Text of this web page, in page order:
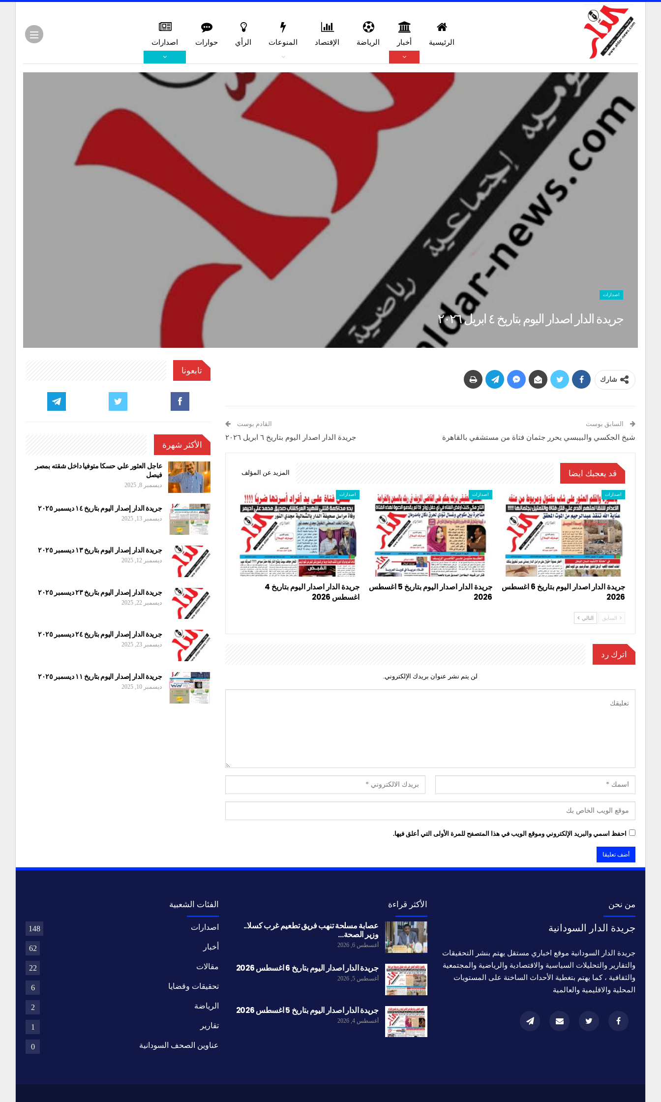
الرئيسية أخبار الرياضة الإقتصاد المنوعات الرأي حوارات اصدارات
اصدارات
جريدة الدار اصدار اليوم بتاريخ ٤ ابريل ٢٠٢٦
شارك
السابق بوست
شيخ الجكسي والبيبسي يحرر جثمان فتاة من مستشفي بالقاهرة
القادم بوست
جريدة الدار اصدار اليوم بتاريخ ٦ ابريل ٢٠٢٦
قد يعجبك ايضا المزيد عن المؤلف
اصدارات
جريدة الدار اصدار اليوم بتاريخ 6 اغسطس
2026
اصدارات
جريدة الدار اصدار اليوم بتاريخ 5 اغسطس
2026
اصدارات
جريدة الدار اصدار اليوم بتاريخ 4
اغسطس 2026
السابق التالي
اترك رد
لن يتم نشر عنوان بريدك الإلكتروني.
احفظ اسمي والبريد الإلكتروني وموقع الويب في هذا المتصفح للمرة الأولى التي أعلق فيها.
تابعونا
الأكثر شهرة
عاجل العثور علي حسكا متوفيا داخل شقته بمصر
فيصل
ديسمبر 8, 2025
جريدة الدار إصدار اليوم بتاريخ ١٤ ديسمبر ٢٠٢٥
ديسمبر 13, 2025
جريدة الدار إصدار اليوم بتاريخ ١٣ ديسمبر ٢٠٢٥
ديسمبر 12, 2025
جريدة الدار إصدار اليوم بتاريخ ٢٣ ديسمبر ٢٠٢٥
ديسمبر 22, 2025
جريدة الدار إصدار اليوم بتاريخ ٢٤ ديسمبر ٢٠٢٥
ديسمبر 23, 2025
جريدة الدار إصدار اليوم بتاريخ ١١ ديسمبر ٢٠٢٥
ديسمبر 10, 2025
من نحن
جريدة الدار السودانية
جريدة الدار السودانية موقع اخباري مستقل يهتم بنشر التحقيقات
والتقارير والتحليلات السياسية والاقتصادية والرياضية والمجتمعية
والثقافية ، كما يهتم بتغطية الأحداث الساخنة على المستويات
المحلية والاقليمية والعالمية
الأكثر قراءة
عصابة مسلحة تنهب فريق تطعيم غرب كسلا..
وزير الصحة…
أغسطس 6, 2026
جريدة الدار اصدار اليوم بتاريخ 6 اغسطس 2026
أغسطس 5, 2026
جريدة الدار اصدار اليوم بتاريخ 5 اغسطس 2026
أغسطس 4, 2026
الفئات الشعبية
اصدارات 148
أخبار 62
مقالات 22
تحقيقات وقضايا 6
الرياضة 2
تقارير 1
عناوين الصحف السودانية 0